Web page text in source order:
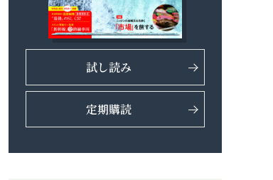
試し読み
定期購読